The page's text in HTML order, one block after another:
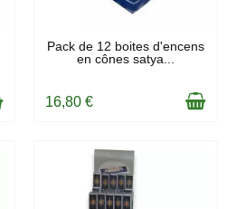
EN STOCK
Pack de 12 boites d'encens
en cônes satya...
16,80 €